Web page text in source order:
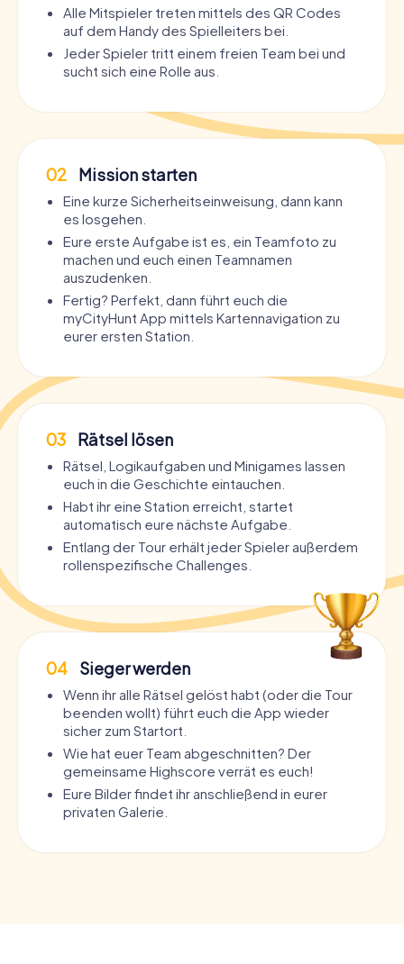
Alle Mitspieler treten mittels des QR Codes
auf dem Handy des Spielleiters bei.
Jeder Spieler tritt einem freien Team bei und
sucht sich eine Rolle aus.
02 Mission starten
Eine kurze Sicherheitseinweisung, dann kann
es losgehen.
Eure erste Aufgabe ist es, ein Teamfoto zu
machen und euch einen Teamnamen
auszudenken.
Fertig? Perfekt, dann führt euch die
myCityHunt App mittels Kartennavigation zu
eurer ersten Station.
03 Rätsel lösen
Rätsel, Logikaufgaben und Minigames lassen
euch in die Geschichte eintauchen.
Habt ihr eine Station erreicht, startet
automatisch eure nächste Aufgabe.
Entlang der Tour erhält jeder Spieler außerdem
rollenspezifische Challenges.
04 Sieger werden
Wenn ihr alle Rätsel gelöst habt (oder die Tour
beenden wollt) führt euch die App wieder
sicher zum Startort.
Wie hat euer Team abgeschnitten? Der
gemeinsame Highscore verrät es euch!
Eure Bilder findet ihr anschließend in eurer
privaten Galerie.